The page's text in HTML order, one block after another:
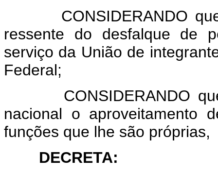
CONSIDERANDO que
ressente do desfalque de
serviço da União de
Federal;
CONSIDERANDO que
nacional o aproveitamento
funções que lhe são próprias,
DECRETA: